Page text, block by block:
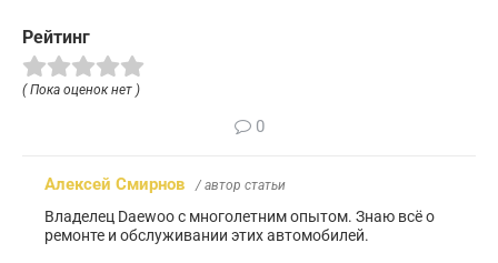
Рейтинг
( Пока оценок нет )
0
Алексей Смирнов / автор статьи
Владелец Daewoo с многолетним опытом. Знаю всё о
ремонте и обслуживании этих автомобилей.